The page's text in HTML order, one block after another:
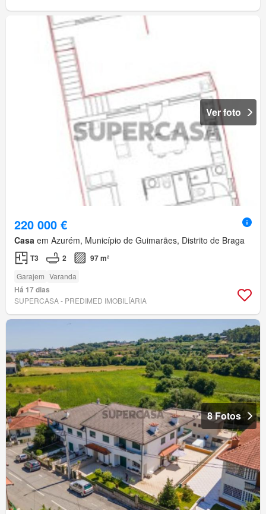
Ver foto
220 000 €
Casa em Azurém, Município de Guimarães, Distrito de Braga
T3 2 97 m²
Garajem Varanda
Há 17 dias
SUPERCASA - PREDIMED IMOBILÍARIA
8 Fotos